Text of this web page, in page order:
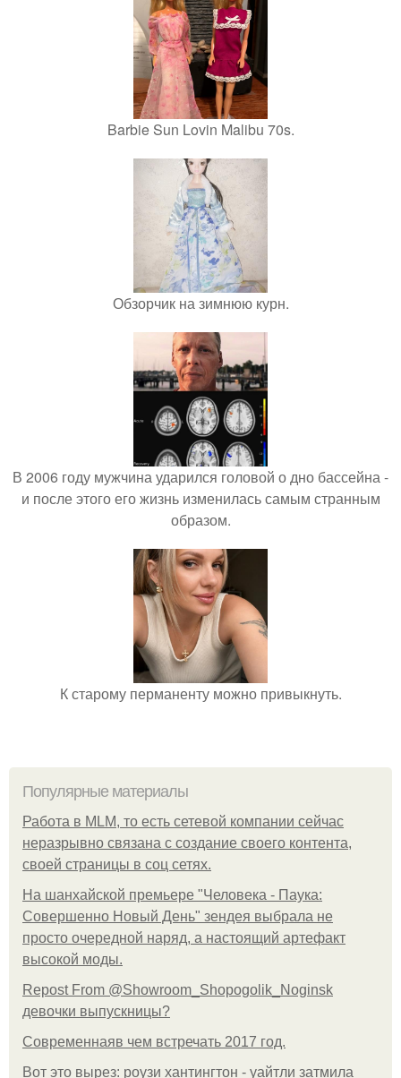
Barbie Sun Lovin Malibu 70s.
Обзорчик на зимнюю курн.
В 2006 году мужчина ударился головой о дно бассейна -
и после этого его жизнь изменилась самым странным
образом.
К старому перманенту можно привыкнуть.
Популярные материалы
Работа в MLM, то есть сетевой компании сейчас
неразрывно связана с создание своего контента,
своей страницы в соц сетях.
На шанхайской премьере "Человека - Паука:
Совершенно Новый День" зендея выбрала не
просто очередной наряд, а настоящий артефакт
высокой моды.
Repost From @Showroom_Shopogolik_Noginsk
девочки выпускницы?
Современнаяв чем встречать 2017 год.
Вот это вырез: роузи хантингтон - уайтли затмила